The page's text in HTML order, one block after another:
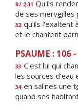
R/ 2 31 Qu'ils
de ses merveilles
32 qu'ils l'exaltent
et le chantent
PSAUME : 106
33 C'est lui qui
les sources d'eau
34 en salines une t
quand ses habita